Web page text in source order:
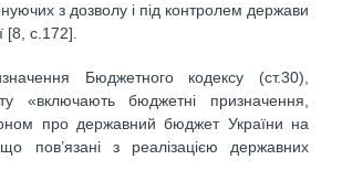
з дозволу і під контролем держави
[8, с.172].
Бюджетного кодексу (ст.30),
«включають бюджетні призначення,
про державний бюджет України на
що пов’язані з реалізацією державних